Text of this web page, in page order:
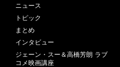
ニュース
トピック
まとめ
インタビュー
ジェーン・スー＆高橋芳朗 ラブ
コメ映画講座